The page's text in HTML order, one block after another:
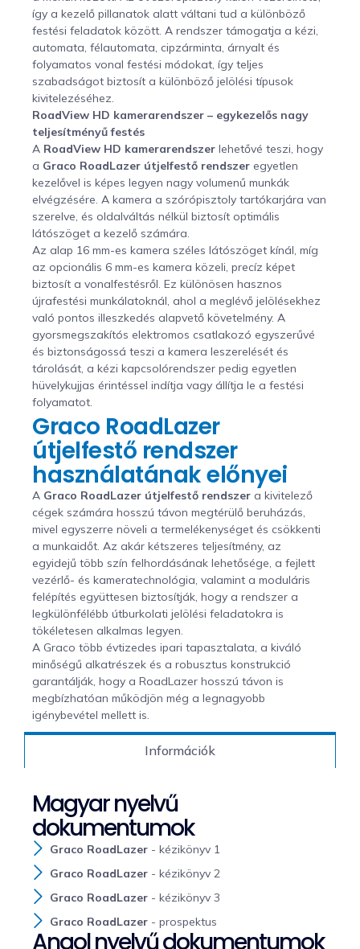
Információk
így a kezelő pillanatok alatt váltani tud a különböző
festési feladatok között. A rendszer támogatja a kézi,
automata, félautomata, cipzárminta, árnyalt és
folyamatos vonal festési módokat, így teljes
szabadságot biztosít a különböző jelölési típusok
kivitelezéséhez.
RoadView HD kamerarendszer – egykezelős nagy
teljesítményű festés
A RoadView HD kamerarendszer lehetővé teszi, hogy
a Graco RoadLazer útjelfestő rendszer egyetlen
kezelővel is képes legyen nagy volumenű munkák
elvégzésére. A kamera a szórópisztoly tartókarjára van
szerelve, és oldalváltás nélkül biztosít optimális
látószöget a kezelő számára.
Az alap 16 mm-es kamera széles látószöget kínál, míg
az opcionális 6 mm-es kamera közeli, precíz képet
biztosít a vonalfestésről. Ez különösen hasznos
újrafestési munkálatoknál, ahol a meglévő jelölésekhez
való pontos illeszkedés alapvető követelmény. A
gyorsmegszakítós elektromos csatlakozó egyszerűvé
és biztonságossá teszi a kamera leszerelését és
tárolását, a kézi kapcsolórendszer pedig egyetlen
hüvelykujjas érintéssel indítja vagy állítja le a festési
folyamatot.
Graco RoadLazer
útjelfestő rendszer
használatának előnyei
A Graco RoadLazer útjelfestő rendszer a kivitelező
cégek számára hosszú távon megtérülő beruházás,
mivel egyszerre növeli a termelékenységet és csökkenti
a munkaidőt. Az akár kétszeres teljesítmény, az
egyidejű több szín felhordásának lehetősége, a fejlett
vezérlő- és kameratechnológia, valamint a moduláris
felépítés együttesen biztosítják, hogy a rendszer a
legkülönfélébb útburkolati jelölési feladatokra is
tökéletesen alkalmas legyen.
A Graco több évtizedes ipari tapasztalata, a kiváló
minőségű alkatrészek és a robusztus konstrukció
garantálják, hogy a RoadLazer hosszú távon is
megbízhatóan működjön még a legnagyobb
igénybevétel mellett is.
Magyar nyelvű
dokumentumok
Graco RoadLazer- kézikönyv 1
Graco RoadLazer- kézikönyv 2
Graco RoadLazer- kézikönyv 3
Graco RoadLazer- prospektus
Angol nyelvű dokumentumok